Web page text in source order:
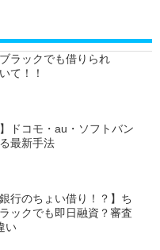
ラックでも借りられ
て！！
ドコモ・au・ソフトバン
最新手法
行のちょい借り！？】ち
ックでも即日融資？審査
い